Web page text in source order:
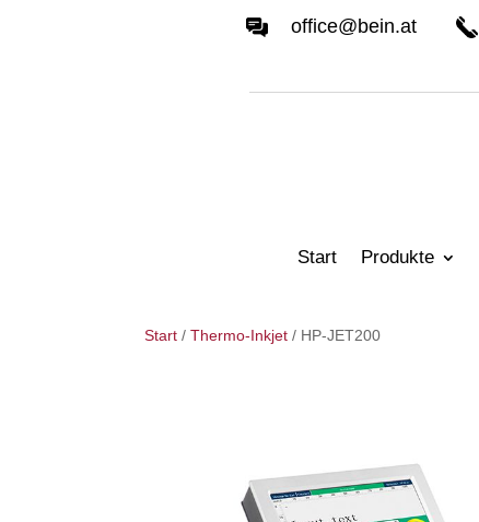
office@bein.at
Start Produkte
Start / Thermo-Inkjet / HP-JET200